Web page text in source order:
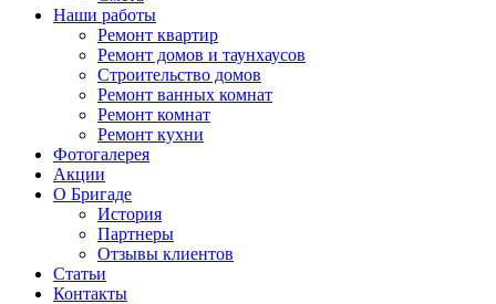
Наши работы
Ремонт квартир
Ремонт домов и таунхаусов
Строительство домов
Ремонт ванных комнат
Ремонт комнат
Ремонт кухни
Фотогалерея
Акции
О Бригаде
История
Партнеры
Отзывы клиентов
Статьи
Контакты